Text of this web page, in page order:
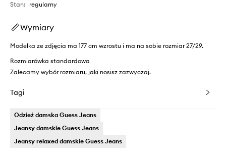
Stan: regularny
Wymiary
Modelka ze zdjęcia ma 177 cm wzrostu i ma na sobie rozmiar 27/29.
Rozmiarówka standardowa
Zalecamy wybór rozmiaru, jaki nosisz zazwyczaj.
Tagi
Odzież damska Guess Jeans
Jeansy damskie Guess Jeans
Jeansy relaxed damskie Guess Jeans